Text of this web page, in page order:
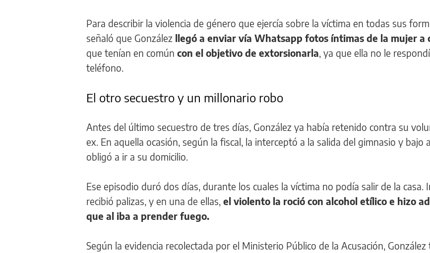
Para describir la violencia de género que ejercía sobre la víctima en todas sus
señaló que González llegó a enviar vía Whatsapp fotos íntimas de la mujer a
que tenían en común con el objetivo de extorsionarla, ya que ella no le
teléfono.
El otro secuestro y un millonario robo
Antes del último secuestro de tres días, González ya había retenido contra su
ex. En aquella ocasión, según la fiscal, la interceptó a la salida del gimnasio y bajo
obligó a ir a su domicilio.
Ese episodio duró dos días, durante los cuales la víctima no podía salir de la casa.
recibió palizas, y en una de ellas, el violento la roció con alcohol etílico e hizo
que al iba a prender fuego.
Según la evidencia recolectada por el Ministerio Público de la Acusación, González